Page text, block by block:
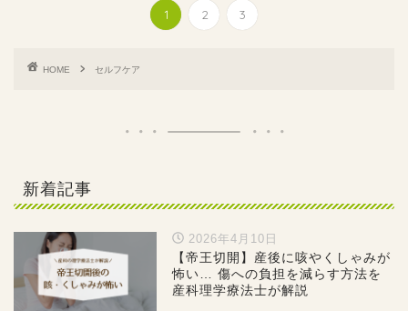
1 2 3
HOME セルフケア
新着記事
2026年4月10日
【帝王切開】産後に咳やくしゃみが
怖い… 傷への負担を減らす方法を
産科理学療法士が解説